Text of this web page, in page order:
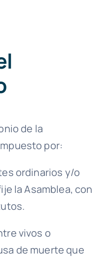
de la
por:
ordinarios y/o
laAsamblea, con
vivos o
de muerte que